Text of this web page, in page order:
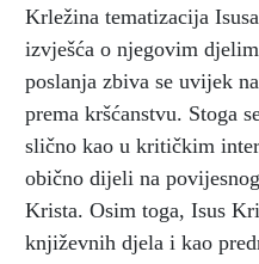
Krležina tematizacija
izvješća o njegovim
poslanja zbiva se uvijek
prema kršćanstvu. Stoga
slično kao u kritičkim
obično dijeli na
Krista. Osim toga, Isus
književnih djela i kao